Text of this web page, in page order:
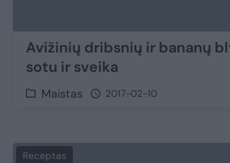
Avižinių dribsnių ir bananų
sotu ir sveika
Maistas 2017-02-10
Receptas